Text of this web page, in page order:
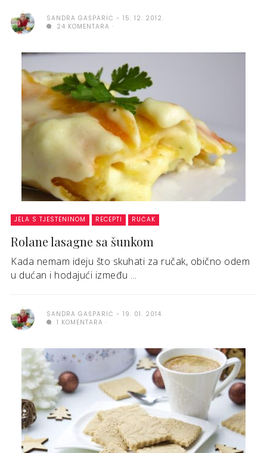
SANDRA GAŠPARIĆ
15. 12. 2012.
24 KOMENTARA
JELA S TJESTENINOM RECEPTI RUČAK
Rolane lasagne sa šunkom
Kada nemam ideju što skuhati za ručak, obično odem
u dućan i hodajući između ...
SANDRA GAŠPARIĆ
19. 01. 2014.
1 KOMENTARA